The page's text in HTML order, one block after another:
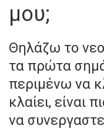
μου;
Θηλάζω το
τα πρώτα
περιμένω να
κλαίει, είναι
να